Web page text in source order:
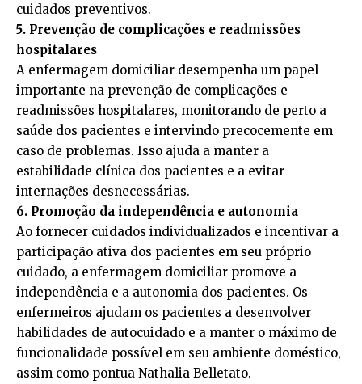
cuidados preventivos.
5. Prevenção de complicações e readmissões
hospitalares
A enfermagem domiciliar desempenha um papel
importante na prevenção de complicações e
readmissões hospitalares, monitorando de perto a
saúde dos pacientes e intervindo precocemente em
caso de problemas. Isso ajuda a manter a
estabilidade clínica dos pacientes e a evitar
internações desnecessárias.
6. Promoção da independência e autonomia
Ao fornecer cuidados individualizados e incentivar a
participação ativa dos pacientes em seu próprio
cuidado, a enfermagem domiciliar promove a
independência e a autonomia dos pacientes. Os
enfermeiros ajudam os pacientes a desenvolver
habilidades de autocuidado e a manter o máximo de
funcionalidade possível em seu ambiente doméstico,
assim como pontua Nathalia Belletato.